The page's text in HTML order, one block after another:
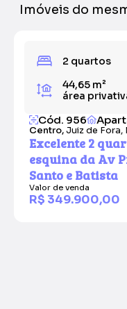
Imóveis do
2 quartos
44,65 m²
área
Cód. 956
Centro,Juiz de Fora,
Excelente 2
esquina da Av
Santo e Batista
Valor de venda
R$ 349.900,00